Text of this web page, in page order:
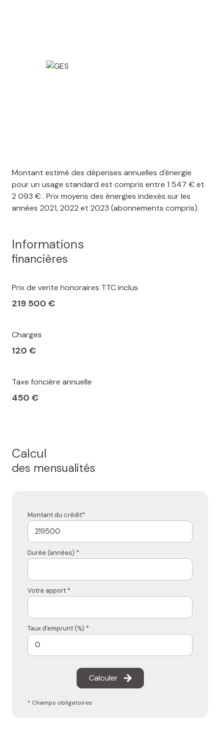
Montant estimé des dépenses annuelles d'énergie
pour un usage standard est compris entre 1 547 € et
2 093 € . Prix moyens des énergies indexés sur les
années 2021, 2022 et 2023 (abonnements compris).
Informations
financières
Prix de vente honoraires TTC inclus
219 500 €
Charges
120 €
Taxe foncière annuelle
450 €
Calcul
des mensualités
Montant du crédit*
Durée (années) *
Votre apport *
Taux d'emprunt (%) *
Calculer
* Champs obligatoires